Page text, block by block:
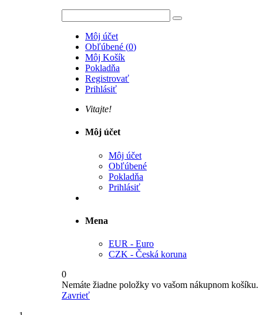
Môj účet
Obľúbené (0)
Môj Košík
Pokladňa
Registrovať
Prihlásiť
Vitajte!
Môj účet
Môj účet
Obľúbené
Pokladňa
Prihlásiť
Mena
EUR - Euro
CZK - Česká koruna
0
Nemáte žiadne položky vo vašom nákupnom košíku.
Zavrieť